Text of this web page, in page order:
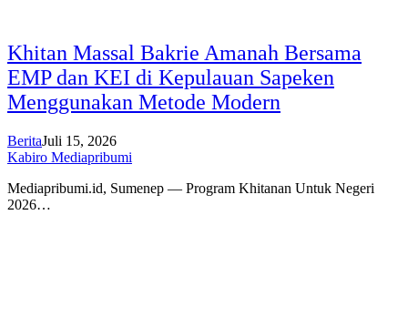
Khitan Massal Bakrie Amanah Bersama
EMP dan KEI di Kepulauan Sapeken
Menggunakan Metode Modern
BeritaJuli 15, 2026
Kabiro Mediapribumi
Mediapribumi.id, Sumenep — Program Khitanan Untuk Negeri
2026…